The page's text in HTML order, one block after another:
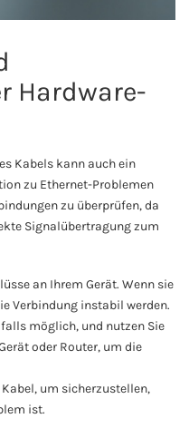
Hardware-
Kabels kann auch ein
zu Ethernet-Problemen
zu überprüfen, da
Signalübertragung zum
an Ihrem Gerät. Wenn sie
Verbindung instabil werden.
möglich, und nutzen Sie
oder Router, um die
um sicherzustellen,
ist.